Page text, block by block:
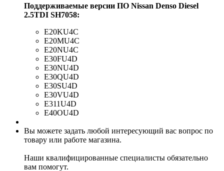
Поддерживаемые версии ПО Nissan Denso Diesel
2.5TDI SH7058:
E20KU4C
E20MU4C
E20NU4C
E30FU4D
E30NU4D
E30QU4D
E30SU4D
E30VU4D
E311U4D
E40OU4D
Вы можете задать любой интересующий вас вопрос по
товару или работе магазина.
Наши квалифицированные специалисты обязательно
вам помогут.